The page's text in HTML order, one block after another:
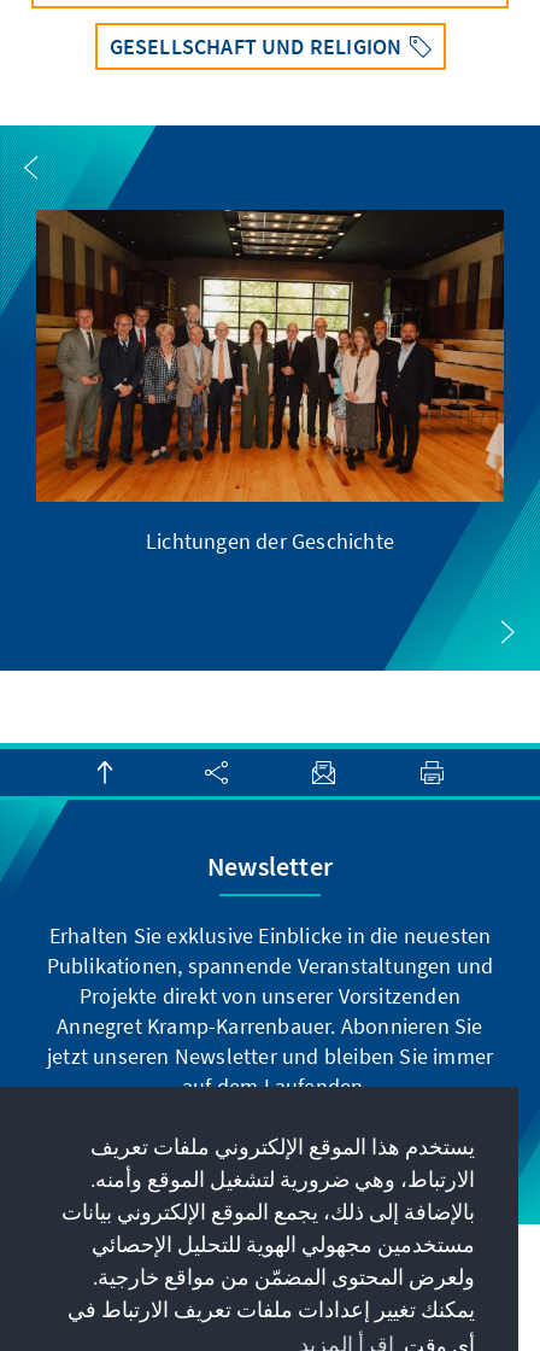
GESELLSCHAFT UND RELIGION
Lichtungen der Geschichte
Newsletter
Erhalten Sie exklusive Einblicke in die neuesten
Publikationen, spannende Veranstaltungen und
Projekte direkt von unserer Vorsitzenden
Annegret Kramp-Karrenbauer. Abonnieren Sie
jetzt unseren Newsletter und bleiben Sie immer
auf dem Laufenden.
Jetzt abonnieren
مهمتنا
معلومات الاتصال
يستخدم هذا الموقع الإلكتروني ملفات تعريف
الارتباط، وهي ضرورية لتشغيل الموقع وأمنه.
بالإضافة إلى ذلك، يجمع الموقع الإلكتروني بيانات
مستخدمين مجهولي الهوية للتحليل الإحصائي
ولعرض المحتوى المضمّن من مواقع خارجية.
يمكنك تغيير إعدادات ملفات تعريف الارتباط في
أي وقت. اقرأ المزيد